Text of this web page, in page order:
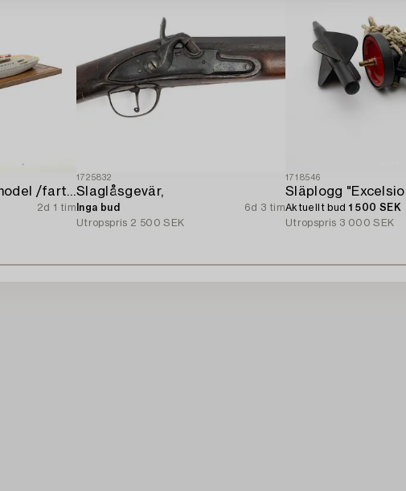
Sagafjord resebyråmodel /fartygsmodel.
2d 1 tim
1725832
Slaglåsgevär,
Inga bud
6d 3 tim
Utropspris 2 500 SEK
1718546
Aktuellt bud 1 500 SEK
Utropspris 3 000 SEK